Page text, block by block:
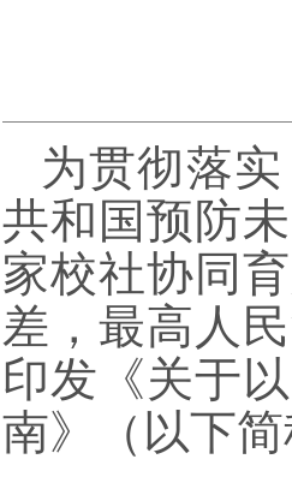
为贯彻落
共和国预防
家校社协同
差，最高人
印发《关于
南》（以下